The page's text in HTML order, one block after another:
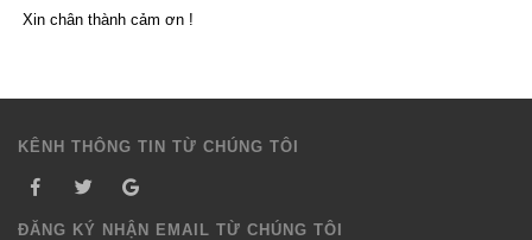
Xin chân thành cảm ơn !
KÊNH THÔNG TIN TỪ CHÚNG TÔI
ĐĂNG KÝ NHẬN EMAIL TỪ CHÚNG TÔI